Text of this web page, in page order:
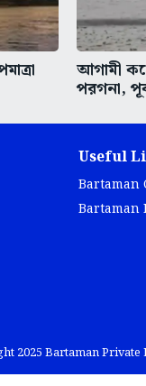
আগামী
পরগনা,
Useful
Bartaman
Bartaman
2025 Bartaman Private